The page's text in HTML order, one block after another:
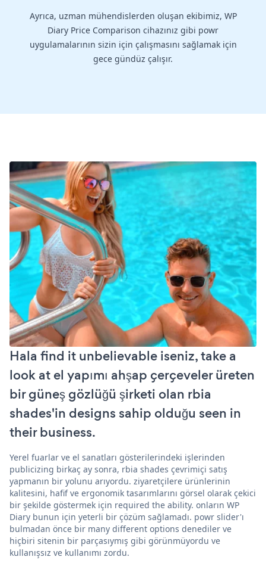
Ayrıca, uzman mühendislerden oluşan ekibimiz, WP
Diary Price Comparison cihazınız gibi powr
uygulamalarının sizin için çalışmasını sağlamak için
gece gündüz çalışır.
Hala find it unbelievable iseniz, take a
look at el yapımı ahşap çerçeveler üreten
bir güneş gözlüğü şirketi olan rbia
shades'in designs sahip olduğu seen in
their business.
Yerel fuarlar ve el sanatları gösterilerindeki işlerinden
publicizing birkaç ay sonra, rbia shades çevrimiçi satış
yapmanın bir yolunu arıyordu. ziyaretçilere ürünlerinin
kalitesini, hafif ve ergonomik tasarımlarını görsel olarak çekici
bir şekilde göstermek için required the ability. onların WP
Diary bunun için yeterli bir çözüm sağlamadı. powr slider'ı
bulmadan önce bir many different options denediler ve
hiçbiri sitenin bir parçasıymış gibi görünmüyordu ve
kullanışsız ve kullanımı zordu.